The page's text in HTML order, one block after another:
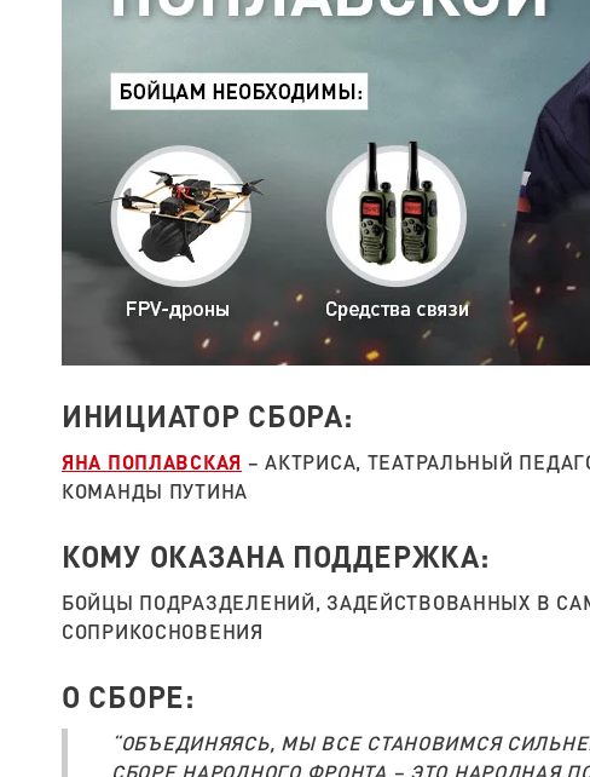
ИНИЦИАТОР СБОРА:
ЯНА ПОПЛАВСКАЯ – АКТРИСА, ТЕАТРАЛЬНЫЙ
КОМАНДЫ ПУТИНА
КОМУ ОКАЗАНА ПОДДЕРЖКА:
БОЙЦЫ ПОДРАЗДЕЛЕНИЙ, ЗАДЕЙСТВОВАННЫХ В
СОПРИКОСНОВЕНИЯ
О СБОРЕ:
“ОБЪЕДИНЯЯСЬ, МЫ ВСЕ СТАНОВИМСЯ
СБОРЕ НАРОДНОГО ФРОНТА – ЭТО НАРОДНАЯ